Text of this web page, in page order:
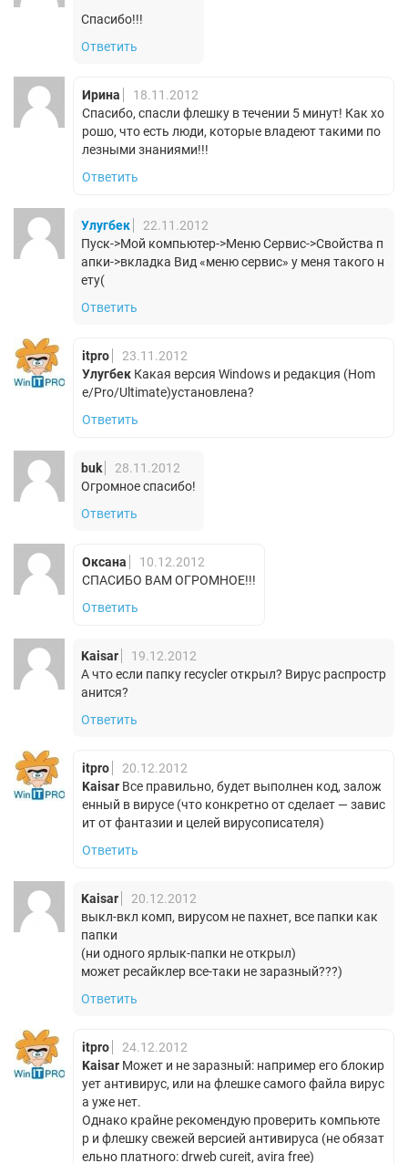
Спасибо!!!
Ответить
Ирина
18.11.2012
Спасибо, спасли флешку в течении 5 минут! Как хо
рошо, что есть люди, которые владеют такими по
лезными знаниями!!!
Ответить
Улугбек
22.11.2012
Пуск->Мой компьютер->Меню Сервис->Свойства п
апки->вкладка Вид «меню сервис» у меня такого н
ету(
Ответить
itpro
23.11.2012
Улугбек Какая версия Windows и редакция (Hom
e/Pro/Ultimate)установлена?
Ответить
buk
28.11.2012
Огромное спасибо!
Ответить
Оксана
10.12.2012
СПАСИБО ВАМ ОГРОМНОЕ!!!
Ответить
Kaisar
19.12.2012
А что если папку recycler открыл? Вирус распростр
анится?
Ответить
itpro
20.12.2012
Kaisar Все правильно, будет выполнен код, залож
енный в вирусе (что конкретно от сделает — завис
ит от фантазии и целей вирусописателя)
Ответить
Kaisar
20.12.2012
выкл-вкл комп, вирусом не пахнет, все папки как
папки
(ни одного ярлык-папки не открыл)
может ресайклер все-таки не заразный???)
Ответить
itpro
24.12.2012
Kaisar Может и не заразный: например его блокир
ует антивирус, или на флешке самого файла вирус
а уже нет.
Однако крайне рекомендую проверить компьюте
р и флешку свежей версией антивируса (не обязат
ельно платного: drweb cureit, avira free)